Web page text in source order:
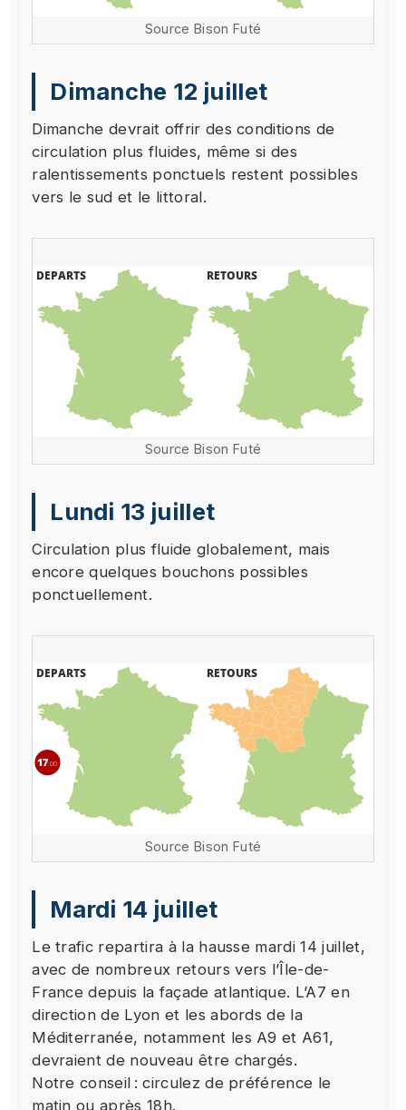
Source Bison Futé
Dimanche 12 juillet
Dimanche devrait offrir des conditions de
circulation plus fluides, même si des
ralentissements ponctuels restent possibles
vers le sud et le littoral.
Source Bison Futé
Lundi 13 juillet
Circulation plus fluide globalement, mais
encore quelques bouchons possibles
ponctuellement.
Source Bison Futé
Mardi 14 juillet
Le trafic repartira à la hausse mardi 14 juillet,
avec de nombreux retours vers l’Île-de-
France depuis la façade atlantique. L’A7 en
direction de Lyon et les abords de la
Méditerranée, notamment les A9 et A61,
devraient de nouveau être chargés.
Notre conseil : circulez de préférence le
matin ou après 18h.